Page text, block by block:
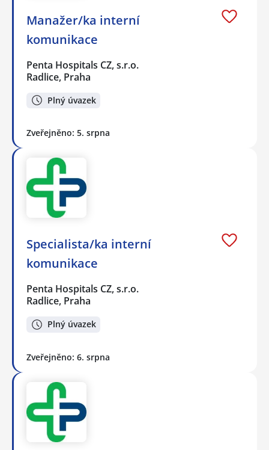
Manažer/ka interní
komunikace
Penta Hospitals CZ, s.r.o.
Radlice, Praha
Plný úvazek
Zveřejněno: 5. srpna
Specialista/ka interní
komunikace
Penta Hospitals CZ, s.r.o.
Radlice, Praha
Plný úvazek
Zveřejněno: 6. srpna